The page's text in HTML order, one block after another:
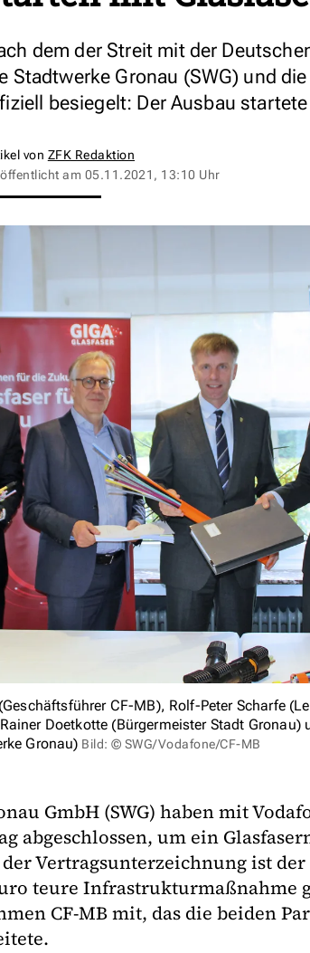
dem der Streit mit der
Stadtwerke Gronau (SWG) und
besiegelt: Der Ausbau
von ZFK Redaktion
am 05.11.2021, 13:10 Uhr
CF-MB), Rolf-Peter Scharfe
Doetkotte (Bürgermeister Stadt Gronau)
Gronau) Bild: © SWG/Vodafone/CF-MB
GmbH (SWG) haben mit
abgeschlossen, um ein
Vertragsunterzeichnung ist der
teure Infrastrukturmaßnahme
CF-MB mit, das die beiden